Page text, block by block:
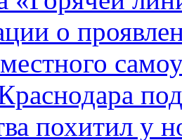
о
похитил у